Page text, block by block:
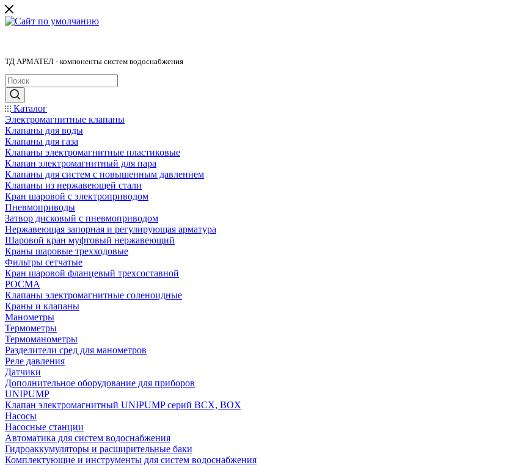
ТД АРМАТЕЛ - компоненты систем водоснабжения
Каталог
Электромагнитные клапаны
Клапаны для воды
Клапаны для газа
Клапаны электромагнитные пластиковые
Клапан электромагнитный для пара
Клапаны для систем с повышенным давлением
Клапаны из нержавеющей стали
Кран шаровой с электроприводом
Пневмоприводы
Затвор дисковый с пневмоприводом
Нержавеющая запорная и регулирующая арматура
Шаровой кран муфтовый нержавеющий
Краны шаровые трехходовые
Фильтры сетчатые
Кран шаровой фланцевый трехсоставной
РОСМА
Клапаны электромагнитные соленоидные
Краны и клапаны
Манометры
Термометры
Термоманометры
Разделители сред для манометров
Реле давления
Датчики
Дополнительное оборудование для приборов
UNIPUMP
Клапан электромагнитный UNIPUMP серий BCX, BOX
Насосы
Насосные станции
Автоматика для систем водоснабжения
Гидроаккумуляторы и расширительные баки
Комплектующие и инструменты для систем водоснабжения